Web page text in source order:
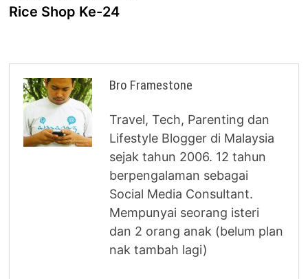
Rice Shop Ke-24
Bro Framestone
Travel, Tech, Parenting dan
Lifestyle Blogger di Malaysia
sejak tahun 2006. 12 tahun
berpengalaman sebagai
Social Media Consultant.
Mempunyai seorang isteri
dan 2 orang anak (belum plan
nak tambah lagi)